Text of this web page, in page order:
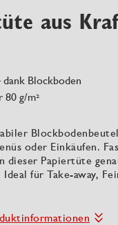
aus
dank Blockboden
80 g/m²
oder Einkäufen.
dieser Papiertüte
Ideal für Take-away,